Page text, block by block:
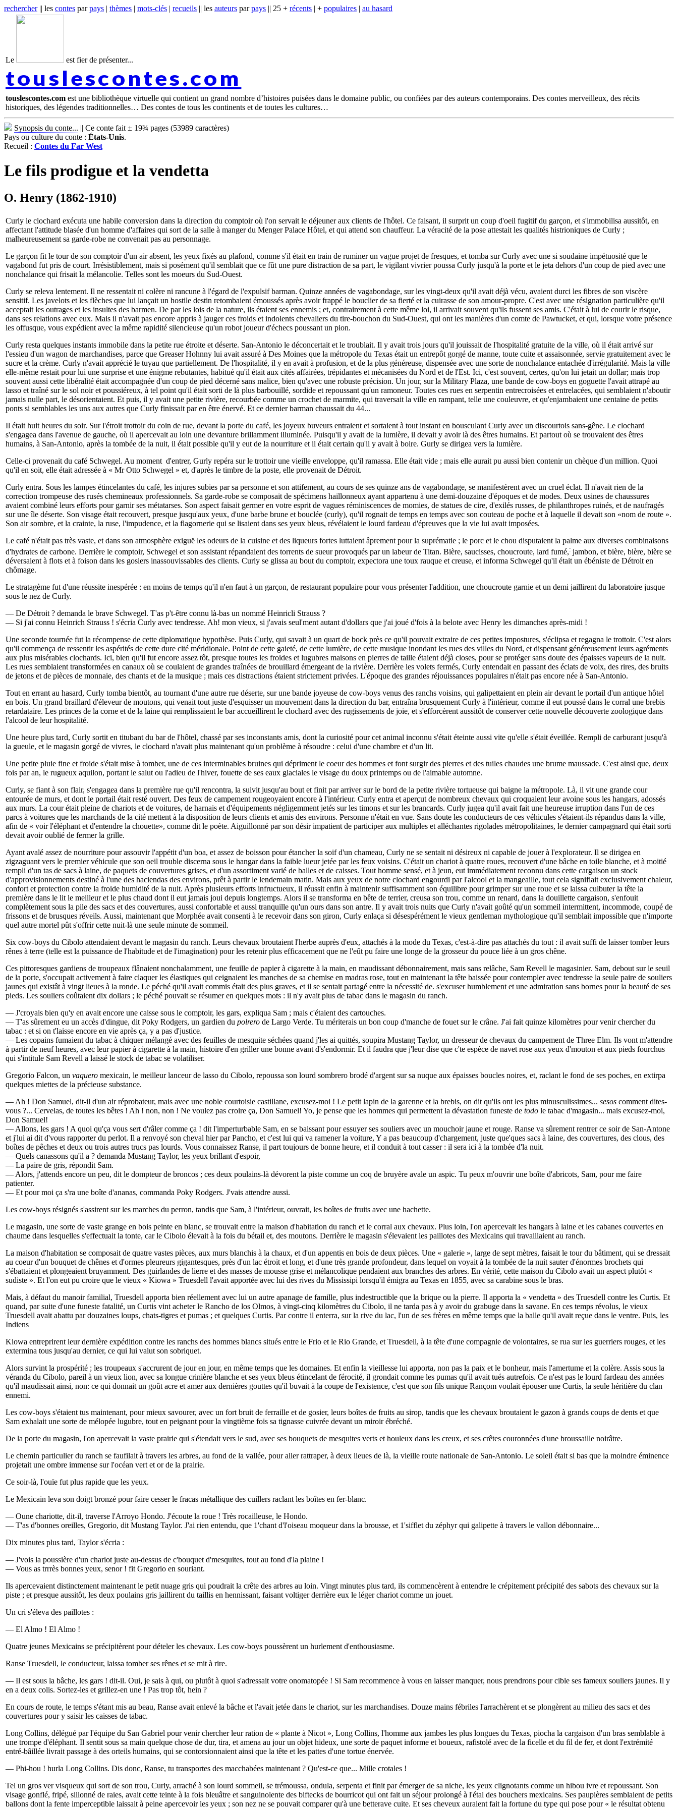
rechercher|| les contes parpays | thèmes | mots-clés | recueils || les auteurs parpays || 25 + récents | + populaires | au hasard
Le est fier de présenter...
touslescontes.com
touslescontes.com est une bibliothèque virtuelle qui contient un grand nombre d’histoires puisées dans le domaine public, ou confiées par des auteurs contemporains. Des contes merveilleux, des récits
historiques, des légendes traditionnelles… Des contes de tous les continents et de toutes les cultures
Synopsis du conte... || Ce conte fait ± 19¾ pages (53989 caractères)
Pays ou culture du conte : États-Unis.
Recueil : Contes du Far West
Le fils prodigue et la vendetta
O. Henry (1862-1910)
Curly le clochard exécuta une habile conversion dans la direction du comptoir où l'on servait le déjeuner aux clients de l'hôtel. Ce faisant, il surprit un coup d'oeil fugitif du garçon, et s'immobilisa aussitôt, en
affectant l'attitude blasée d'un homme d'affaires qui sort de la salle à manger du Menger Palace Hôtel, et qui attend son chauffeur. La véracité de la pose attestait les qualités histrioniques de Curly ;
malheureusement sa garde-robe ne convenait pas au personnage.
Le garçon fit le tour de son comptoir d'un air absent, les yeux fixés au plafond, comme s'il était en train de ruminer un vague projet de fresques, et tomba sur Curly avec une si soudaine impétuosité que le
vagabond fut pris de court. Irrésistiblement, mais si posément qu'il semblait que ce fût une pure distraction de sa part, le vigilant vivrier poussa Curly jusqu'à la porte et le jeta dehors d'un coup de pied avec une
nonchalance qui frisait la mélancolie. Telles sont les moeurs du Sud-Ouest.
Curly se releva lentement. Il ne ressentait ni colère ni rancune à l'égard de l'expulsif barman. Quinze années de vagabondage, sur les vingt-deux qu'il avait déjà vécu, avaient durci les fibres de son viscère
sensitif. Les javelots et les flèches que lui lançait un hostile destin retombaient émoussés après avoir frappé le bouclier de sa fierté et la cuirasse de son amour-propre. C'est avec une résignation particulière qu'il
acceptait les outrages et les insultes des barmen. De par les lois de la nature, ils étaient ses ennemis ; et, contrairement à cette même loi, il arrivait souvent qu'ils fussent ses amis. C'était à lui de courir le risque,
dans ses relations avec eux. Mais il n'avait pas encore appris à jauger ces froids et indolents chevaliers du tire-bouchon du Sud-Ouest, qui ont les manières d'un comte de Pawtucket, et qui, lorsque votre présence
les offusque, vous expédient avec la même rapidité silencieuse qu'un robot joueur d'échecs poussant un pion.
Curly resta quelques instants immobile dans la petite rue étroite et déserte. San-Antonio le déconcertait et le troublait. Il y avait trois jours qu'il jouissait de l'hospitalité gratuite de la ville, où il était arrivé sur
l'essieu d'un wagon de marchandises, parce que Greaser Hohnny lui avait assuré à Des Moines que la métropole du Texas était un entrepôt gorgé de manne, toute cuite et assaisonnée, servie gratuitement avec le
sucre et la crème. Curly n'avait apprécié le tuyau que partiellement. De l'hospitalité, il y en avait à profusion, et de la plus généreuse, dispensée avec une sorte de nonchalance entachée d'irrégularité. Mais la ville
elle-même restait pour lui une surprise et une énigme rebutantes, habitué qu'il était aux cités affairées, trépidantes et mécanisées du Nord et de l'Est. Ici, c'est souvent, certes, qu'on lui jetait un dollar; mais trop
souvent aussi cette libéralité était accompagnée d'un coup de pied décerné sans malice, bien qu'avec une robuste précision. Un jour, sur la Military Plaza, une bande de cow-boys en goguette l'avait attrapé au
lasso et traîné sur le sol noir et poussiéreux, à tel point qu'il était sorti de là plus barbouillé, sordide et repoussant qu'un ramoneur. Toutes ces rues en serpentin entrecroisées et entrelacées, qui semblaient n'aboutir
jamais nulle part, le désorientaient. Et puis, il y avait une petite rivière, recourbée comme un crochet de marmite, qui traversait la ville en rampant, telle une couleuvre, et qu'enjambaient une centaine de petits
ponts si semblables les uns aux autres que Curly finissait par en être énervé. Et ce dernier barman chaussait du 44...
Il était huit heures du soir. Sur l'étroit trottoir du coin de rue, devant la porte du café, les joyeux buveurs entraient et sortaient à tout instant en bousculant Curly avec un discourtois sans-gêne. Le clochard
s'engagea dans l'avenue de gauche, où il apercevait au loin une devanture brillamment illuminée. Puisqu'il y avait de la lumière, il devait y avoir là des êtres humains. Et partout où se trouvaient des êtres
humains, à San-Antonio, après la tombée de la nuit, il était possible qu'il y eut de la nourriture et il était certain qu'il y avait à boire. Gurly se dirigea vers la lumière.
Celle-ci provenait du café Schwegel. Au moment d'entrer, Gurly repéra sur le trottoir une vieille enveloppe, qu'il ramassa. Elle était vide ; mais elle aurait pu aussi bien contenir un chèque d'un million. Quoi
qu'il en soit, elle était adressée à « Mr Otto Schwegel » et, d'après le timbre de la poste, elle provenait de Détroit.
Curly entra. Sous les lampes étincelantes du café, les injures subies par sa personne et son attifement, au cours de ses quinze ans de vagabondage, se manifestèrent avec un cruel éclat. Il n'avait rien de la
correction trompeuse des rusés chemineaux professionnels. Sa garde-robe se composait de spécimens haillonneux ayant appartenu à une demi-douzaine d'époques et de modes. Deux usines de chaussures
avaient combiné leurs efforts pour garnir ses métatarses. Son aspect faisait germer en votre esprit de vagues réminiscences de momies, de statues de cire, d'exilés russes, de philanthropes ruinés, et de naufragés
sur une île déserte. Son visage était recouvert, presque jusqu'aux yeux, d'une barbe brune et bouclée (curly), qu'il rognait de temps en temps avec son couteau de poche et à laquelle il devait son «nom de route ».
Son air sombre, et la crainte, la ruse, l'impudence, et la flagornerie qui se lisaient dans ses yeux bleus, révélaient le lourd fardeau d'épreuves que la vie lui avait imposées.
Le café n'était pas très vaste, et dans son atmosphère exiguë les odeurs de la cuisine et des liqueurs fortes luttaient âprement pour la suprématie ; le porc et le chou disputaient la palme aux diverses combinaisons
d'hydrates de carbone. Derrière le comptoir, Schwegel et son assistant répandaient des torrents de sueur provoqués par un labeur de Titan. Bière, saucisses, choucroute, lard fumé,: jambon, et bière, bière, bière se
déversaient à flots et à foison dans les gosiers inassouvissables des clients. Curly se glissa au bout du comptoir, expectora une toux rauque et creuse, et informa Schwegel qu'il était un ébéniste de Détroit en
chômage.
Le stratagème fut d'une réussite inespérée : en moins de temps qu'il n'en faut à un garçon, de restaurant populaire pour vous présenter l'addition, une choucroute garnie et un demi jaillirent du laboratoire jusque
sous le nez de Curly.
— De Détroit ? demanda le brave Schwegel. T'as p't-être connu là-bas un nommé Heinricli Strauss ?
— Si j'ai connu Heinrich Strauss ! s'écria Curly avec tendresse. Ah! mon vieux, si j'avais seul'ment autant d'dollars que j'ai joué d'fois à la belote avec Henry les dimanches après-midi !
Une seconde tournée fut la récompense de cette diplomatique hypothèse. Puis Curly, qui savait à un quart de bock près ce qu'il pouvait extraire de ces petites impostures, s'éclipsa et regagna le trottoir. C'est alors
qu'il commença de ressentir les aspérités de cette dure cité méridionale. Point de cette gaieté, de cette lumière, de cette musique inondant les rues des villes du Nord, et dispensant généreusement leurs agréments
aux plus misérables clochards. Ici, bien qu'il fut encore assez tôt, presque toutes les froides et lugubres maisons en pierres de taille étaient déjà closes, pour se protéger sans doute des épaisses vapeurs de la nuit.
Les rues semblaient transformées en canaux où se coulaient de grandes traînées de brouillard émergeant de la rivière. Derrière les volets fermés, Curly entendait en passant des éclats de voix, des rires, des bruits
de jetons et de pièces de monnaie, des chants et de la musique ; mais ces distractions étaient strictement privées. L'époque des grandes réjouissances populaires n'était pas encore née à San-Antonio.
Tout en errant au hasard, Curly tomba bientôt, au tournant d'une autre rue déserte, sur une bande joyeuse de cow-boys venus des ranchs voisins, qui galipettaient en plein air devant le portail d'un antique hôtel
en bois. Un grand braillard d'éleveur de moutons, qui venait tout juste d'esquisser un mouvement dans la direction du bar, entraîna brusquement Curly à l'intérieur, comme il eut poussé dans le corral une brebis
retardataire. Les princes de la corne et de la laine qui remplissaient le bar accueillirent le clochard avec des rugissements de joie, et s'efforcèrent aussitôt de conserver cette nouvelle découverte zoologique dans
l'alcool de leur hospitalité.
Une heure plus tard, Curly sortit en titubant du bar de l'hôtel, chassé par ses inconstants amis, dont la curiosité pour cet animal inconnu s'était éteinte aussi vite qu'elle s'était éveillée. Rempli de carburant jusqu'à
la gueule, et le magasin gorgé de vivres, le clochard n'avait plus maintenant qu'un problème à résoudre : celui d'une chambre et d'un lit.
Une petite pluie fine et froide s'était mise à tomber, une de ces interminables bruines qui dépriment le coeur des hommes et font surgir des pierres et des tuiles chaudes une brume maussade. C'est ainsi que, deux
fois par an, le rugueux aquilon, portant le salut ou l'adieu de l'hiver, fouette de ses eaux glaciales le visage du doux printemps ou de l'aimable automne.
Curly, se fiant à son flair, s'engagea dans la première rue qu'il rencontra, la suivit jusqu'au bout et finit par arriver sur le bord de la petite rivière tortueuse qui baigne la métropole. Là, il vit une grande cour
entourée de murs, et dont le portail était resté ouvert. Des feux de campement rougeoyaient encore à l'intérieur. Curly entra et aperçut de nombreux chevaux qui croquaient leur avoine sous les hangars, adossés
aux murs. La cour était pleine de chariots et de voitures, de harnais et d'équipements négligemment jetés sur les timons et sur les brancards. Curly jugea qu'il avait fait une heureuse irruption dans l'un de ces
parcs à voitures que les marchands de la cité mettent à la disposition de leurs clients et amis des environs. Personne n'était en vue. Sans doute les conducteurs de ces véhicules s'étaient-ils répandus dans la ville,
afin de « voir l'éléphant et d'entendre la chouette», comme dit le poète. Aiguillonné par son désir impatient de participer aux multiples et alléchantes rigolades métropolitaines, le dernier campagnard qui était sorti
devait avoir oublié de fermer la grille.
Ayant avalé assez de nourriture pour assouvir l'appétit d'un boa, et assez de boisson pour étancher la soif d'un chameau, Curly ne se sentait ni désireux ni capable de jouer à l'explorateur. Il se dirigea en
zigzaguant vers le premier véhicule que son oeil trouble discerna sous le hangar dans la faible lueur jetée par les feux voisins. C'était un chariot à quatre roues, recouvert d'une bâche en toile blanche, et à moitié
rempli d'un tas de sacs à laine, de paquets de couvertures grises, et d'un assortiment varié de balles et de caisses. Tout homme sensé, et à jeun, eut immédiatement reconnu dans cette cargaison un stock
d'approvisionnements destiné à l'une des haciendas des environs, prêt à partir le lendemain matin. Mais aux yeux de notre clochard engourdi par l'alcool et la mangeaille, tout cela signifiait exclusivement chaleur,
confort et protection contre la froide humidité de la nuit. Après plusieurs efforts infructueux, il réussit enfin à maintenir suffisamment son équilibre pour grimper sur une roue et se laissa culbuter la tête la
première dans le lit le meilleur et le plus chaud dont il eut jamais joui depuis longtemps. Alors il se transforma en bête de terrier, creusa son trou, comme un renard, dans la douillette cargaison, s'enfouit
complètement sous la pile des sacs et des couvertures, aussi confortable et aussi tranquille qu'un ours dans son antre. Il y avait trois nuits que Curly n'avait goûté qu'un sommeil intermittent, incommode, coupé de
frissons et de brusques réveils. Aussi, maintenant que Morphée avait consenti à le recevoir dans son giron, Curly enlaça si désespérément le vieux gentleman mythologique qu'il semblait impossible que n'importe
quel autre mortel pût s'offrir cette nuit-là une seule minute de sommeil.
Six cow-boys du Cibolo attendaient devant le magasin du ranch. Leurs chevaux broutaient l'herbe auprès d'eux, attachés à la mode du Texas, c'est-à-dire pas attachés du tout : il avait suffi de laisser tomber leurs
rênes à terre (telle est la puissance de l'habitude et de l'imagination) pour les retenir plus efficacement que ne l'eût pu faire une longe de la grosseur du pouce liée à un gros chêne.
Ces pittoresques gardiens de troupeaux flânaient nonchalamment, une feuille de papier à cigarette à la main, en maudissant débonnairement, mais sans relâche, Sam Revell le magasinier. Sam, debout sur le seuil
de la porte, s'occupait activement à faire claquer les élastiques qui ceignaient les manches de sa chemise en madras rose, tout en maintenant la tête baissée pour contempler avec tendresse la seule paire de souliers
jaunes qui existât à vingt lieues à la ronde. Le péché qu'il avait commis était des plus graves, et il se sentait partagé entre la nécessité de. s'excuser humblement et une admiration sans bornes pour la beauté de ses
pieds. Les souliers coûtaient dix dollars ; le péché pouvait se résumer en quelques mots : il n'y avait plus de tabac dans le magasin du ranch.
— J'croyais bien qu'y en avait encore une caisse sous le comptoir, les gars, expliqua Sam ; mais c'étaient des cartouches.
— T'as sûrement eu un accès d'dingue, dit Poky Rodgers, un gardien du polrero de Largo Verde. Tu mériterais un bon coup d'manche de fouet sur le crâne. J'ai fait quinze kilomètres pour venir chercher du
tabac : et si on t'laisse encore en vie après ça, y a pas d'justice.
— Les copains fumaient du tabac à chiquer mélangé avec des feuilles de mesquite séchées quand j'les ai quittés, soupira Mustang Taylor, un dresseur de chevaux du campement de Three Elm. Ils vont m'attendre
à partir de neuf heures, avec leur papier à cigarette à la main, histoire d'en griller une bonne avant d's'endormir. Et il faudra que j'leur dise que c'te espèce de navet rose aux yeux d'mouton et aux pieds fourchus
qui s'intitule Sam Revell a laissé le stock de tabac se volatiliser.
Gregorio Falcon, un vaquero mexicain, le meilleur lanceur de lasso du Cibolo, repoussa son lourd sombrero brodé d'argent sur sa nuque aux épaisses boucles noires, et, raclant le fond de ses poches, en extirpa
quelques miettes de la précieuse substance.
— Ah ! Don Samuel, dit-il d'un air réprobateur, mais avec une noble courtoisie castillane, excusez-moi ! Le petit lapin de la garenne et la brebis, on dit qu'ils ont les plus minusculissimes... sesos comment dites-
vous ?... Cervelas, de toutes les bêtes ! Ah ! non, non ! Ne voulez pas croire ça, Don Samuel! Yo, je pense que les hommes qui permettent la dévastation funeste de todo le tabac d'magasin... mais excusez-moi,
Don Samuel!
— Allons, les gars ! A quoi qu'ça vous sert d'râler comme ça ! dit l'imperturbable Sam, en se baissant pour essuyer ses souliers avec un mouchoir jaune et rouge. Ranse va sûrement rentrer ce soir de San-Antone
et j'lui ai dit d'vous rapporter du perlot. Il a renvoyé son cheval hier par Pancho, et c'est lui qui va ramener la voiture, Y a pas beaucoup d'chargement, juste que'ques sacs à laine, des couvertures, des clous, des
boîtes de pêches et deux ou trois autres trucs pas lourds. Vous connaissez Ranse, il part toujours de bonne heure, et il conduit à tout casser : il sera ici à la tombée d'la nuit.
— Quels canassons qu'il a ? demanda Mustang Taylor, les yeux brillant d'espoir,
— La paire de gris, répondit Sam.
— Alors, j'attends encore un peu, dit le dompteur de broncos ; ces deux poulains-là dévorent la piste comme un coq de bruyère avale un aspic. Tu peux m'ouvrir une boîte d'abricots, Sam, pour me faire
patienter.
— Et pour moi ça s'ra une boîte d'ananas, commanda Poky Rodgers. J'vais attendre aussi.
Les cow-boys résignés s'assirent sur les marches du perron, tandis que Sam, à l'intérieur, ouvrait, les boîtes de fruits avec une hachette.
Le magasin, une sorte de vaste grange en bois peinte en blanc, se trouvait entre la maison d'habitation du ranch et le corral aux chevaux. Plus loin, l'on apercevait les hangars à laine et les cabanes couvertes en
chaume dans lesquelles s'effectuait la tonte, car le Cibolo élevait à la fois du bétail et, des moutons. Derrière le magasin s'élevaient les paillotes des Mexicains qui travaillaient au ranch.
La maison d'habitation se composait de quatre vastes pièces, aux murs blanchis à la chaux, et d'un appentis en bois de deux pièces. Une « galerie », large de sept mètres, faisait le tour du bâtiment, qui se dressait
au coeur d'un bouquet de chênes et d'ormes pleureurs gigantesques, près d'un lac étroit et long, et d'une très grande profondeur, dans lequel on voyait à la tombée de la nuit sauter d'énormes brochets qui
s'ébattaient et plongeaient bruyamment. Des guirlandes de lierre et des masses de mousse grise et mélancolique pendaient aux branches des arbres. En vérité, cette maison du Cibolo avait un aspect plutôt «
sudiste ». Et l'on eut pu croire que le vieux « Kiowa » Truesdell l'avait apportée avec lui des rives du Mississipi lorsqu'il émigra au Texas en 1855, avec sa carabine sous le bras.
Mais, à défaut du manoir familial, Truesdell apporta bien réellement avec lui un autre apanage de famille, plus indestructible que la brique ou la pierre. Il apporta la « vendetta » des Truesdell contre les Curtis. Et
quand, par suite d'une funeste fatalité, un Curtis vint acheter le Rancho de los Olmos, à vingt-cinq kilomètres du Cibolo, il ne tarda pas à y avoir du grabuge dans la savane. En ces temps révolus, le vieux
Truesdell avait abattu par douzaines loups, chats-tigres et pumas ; et quelques Curtis. Par contre il enterra, sur la rive du lac, l'un de ses frères en même temps que la balle qu'il avait reçue dans le ventre. Puis, les
Indiens
Kiowa entreprirent leur dernière expédition contre les ranchs des hommes blancs situés entre le Frio et le Rio Grande, et Truesdell, à la tête d'une compagnie de volontaires, se rua sur les guerriers rouges, et les
extermina tous jusqu'au dernier, ce qui lui valut son sobriquet.
Alors survint la prospérité ; les troupeaux s'accrurent de jour en jour, en même temps que les domaines. Et enfin la vieillesse lui apporta, non pas la paix et le bonheur, mais l'amertume et la colère. Assis sous la
véranda du Cibolo, pareil à un vieux lion, avec sa longue crinière blanche et ses yeux bleus étincelant de férocité, il grondait comme les pumas qu'il avait tués autrefois. Ce n'est pas le lourd fardeau des années
qu'il maudissait ainsi, non: ce qui donnait un goût acre et amer aux dernières gouttes qu'il buvait à la coupe de l'existence, c'est que son fils unique Rançom voulait épouser une Curtis, la seule héritière du clan
ennemi.
Les cow-boys s'étaient tus maintenant, pour mieux savourer, avec un fort bruit de ferraille et de gosier, leurs boîtes de fruits au sirop, tandis que les chevaux broutaient le gazon à grands coups de dents et que
Sam exhalait une sorte de mélopée lugubre, tout en peignant pour la vingtième fois sa tignasse cuivrée devant un miroir ébréché.
De la porte du magasin, l'on apercevait la vaste prairie qui s'étendait vers le sud, avec ses bouquets de mesquites verts et houleux dans les creux, et ses crêtes couronnées d'une broussaille noirâtre.
Le chemin particulier du ranch se faufilait à travers les arbres, au fond de la vallée, pour aller rattraper, à deux lieues de là, la vieille route nationale de San-Antonio. Le soleil était si bas que la moindre éminence
projetait une ombre immense sur l'océan vert et or de la prairie.
Ce soir-là, l'ouïe fut plus rapide que les yeux.
Le Mexicain leva son doigt bronzé pour faire cesser le fracas métallique des cuillers raclant les boîtes en fer-blanc.
— Oune chariotte, dit-il, traverse l'Arroyo Hondo. J'écoute la roue ! Très rocailleuse, le Hondo.
— T'as d'bonnes oreilles, Gregorio, dit Mustang Taylor. J'ai rien entendu, que 1'chant d'l'oiseau moqueur dans la brousse, et 1'sifflet du zéphyr qui galipette à travers le vallon débonnaire...
Dix minutes plus tard, Taylor s'écria :
— J'vois la poussière d'un chariot juste au-dessus de c'bouquet d'mesquites, tout au fond d'la plaine !
— Vous as trrrès bonnes yeux, senor ! fit Gregorio en souriant.
Ils apercevaient distinctement maintenant le petit nuage gris qui poudrait la crête des arbres au loin. Vingt minutes plus tard, ils commencèrent à entendre le crépitement précipité des sabots des chevaux sur la
piste ; et presque aussitôt, les deux poulains gris jaillirent du taillis en hennissant, faisant voltiger derrière eux le léger chariot comme un jouet.
Un cri s'éleva des paillotes :
— El Almo ! El Almo !
Quatre jeunes Mexicains se précipitèrent pour dételer les chevaux. Les cow-boys poussèrent un hurlement d'enthousiasme.
Ranse Truesdell, le conducteur, laissa tomber ses rênes et se mit à rire.
— Il est sous la bâche, les gars ! dit-il. Oui, je sais à qui, ou plutôt à quoi s'adressait votre onomatopée ! Si Sam recommence à vous en laisser manquer, nous prendrons pour cible ses fameux souliers jaunes. Il y
en a deux colis. Sortez-les et grillez-en une ! Pas trop tôt, hein ?
En cours de route, le temps s'étant mis au beau, Ranse avait enlevé la bâche et l'avait jetée dans le chariot, sur les marchandises. Douze mains fébriles l'arrachèrent et se plongèrent au milieu des sacs et des
couvertures pour y saisir les caisses de tabac.
Long Collins, délégué par l'équipe du San Gabriel pour venir chercher leur ration de « plante à Nicot », Long Collins, l'homme aux jambes les plus longues du Texas, piocha la cargaison d'un bras semblable à
une trompe d'éléphant. Il sentit sous sa main quelque chose de dur, tira, et amena au jour un objet hideux, une sorte de paquet informe et boueux, rafistolé avec de la ficelle et du fil de fer, et dont l'extrémité
entré-bâillée livrait passage à des orteils humains, qui se contorsionnaient ainsi que la tête et les pattes d'une tortue énervée.
— Phi-hou ! hurla Long Collins. Dis donc, Ranse, tu transportes des macchabées maintenant ? Qu'est-ce que... Mille crotales !
Tel un gros ver visqueux qui sort de son trou, Curly, arraché à son lourd sommeil, se trémoussa, ondula, serpenta et finit par émerger de sa niche, les yeux clignotants comme un hibou ivre et repoussant. Son
visage gonflé, fripé, sillonné de raies, avait cette teinte à la fois bleuâtre et sanguinolente des biftecks de bourricot qui ont fait un séjour prolongé à l'étal des bouchers mexicains. Ses paupières semblaient de petits
ballons dont la fente imperceptible laissait à peine apercevoir les yeux ; son nez ne se pouvait comparer qu'à une betterave cuite. Et ses cheveux auraient fait la fortune du type qui pose pour « le résultat obtenu